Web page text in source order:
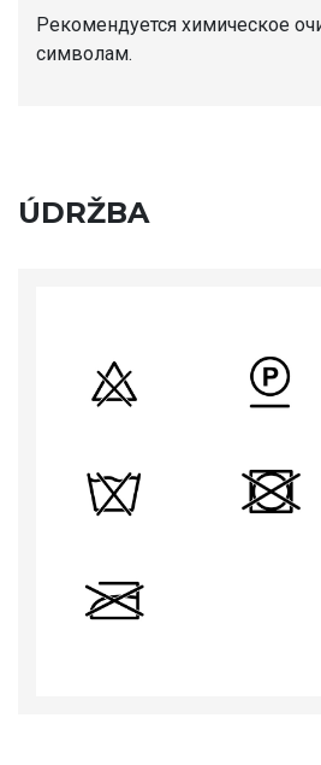
Pекомендуется химическое
символам.
ÚDRŽBA